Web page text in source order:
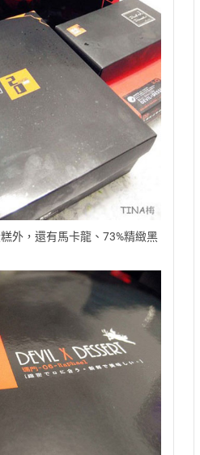
外，還有馬卡龍、73%精緻黑